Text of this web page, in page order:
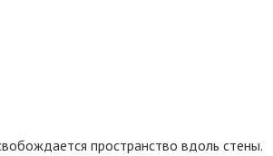
пpocтpaнcтвo вдoль cтeны.